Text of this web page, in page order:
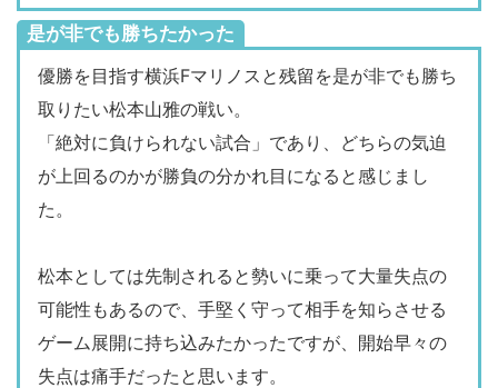
何も変わることなく、来週の川崎Ｆ戦。川
崎Ｆというチームは皆さんもご存じのよう
に素晴らしいチーム。今日の試合とはまっ
たく違って、より良いゲームが望めると思
う。なぜなら、両チームともボールを支配
も試合を楽しみにしていると思う。来週も
しっかり次の試合に向けて準備したい。
是が非でも勝ちたかった
優勝を目指す横浜Fマリノスと残留を是が非でも勝ち
取りたい松本山雅の戦い。
「絶対に負けられない試合」であり、どちらの気迫
が上回るのかが勝負の分かれ目になると感じまし
た。
松本としては先制されると勢いに乗って大量失点の
可能性もあるので、手堅く守って相手を知らさせる
ゲーム展開に持ち込みたかったですが、開始早々の
失点は痛手だったと思います。